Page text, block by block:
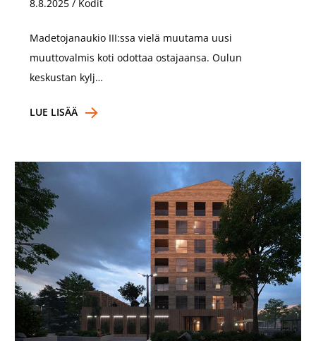
8.8.2025 / Kodit
Madetojanaukio III:ssa vielä muutama uusi
muuttovalmis koti odottaa ostajaansa. Oulun
keskustan kylj…
LUE LISÄÄ